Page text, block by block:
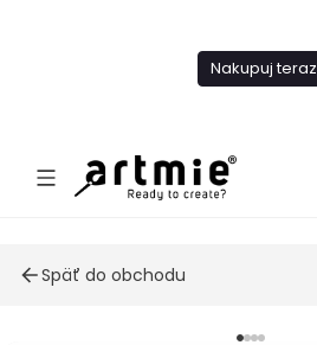
Nakupuj teraz
Späť do obchodu